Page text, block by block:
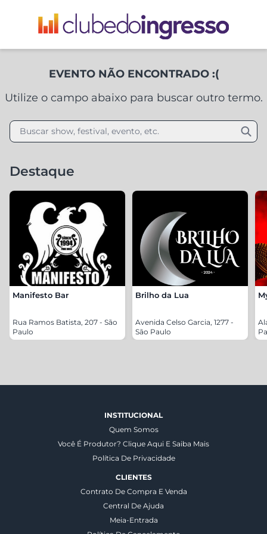
EVENTO NÃO ENCONTRADO :(
Utilize o campo abaixo para buscar outro termo.
Buscar show, festival, evento, etc.
Destaque
Manifesto Bar
Rua Ramos Batista, 207 - São
Paulo
Brilho da Lua
Avenida Celso Garcia, 1277 -
São Paulo
INSTITUCIONAL
Quem Somos
Você É Produtor? Clique Aqui E Saiba Mais
Política De Privacidade
CLIENTES
Contrato De Compra E Venda
Central De Ajuda
Meia-Entrada